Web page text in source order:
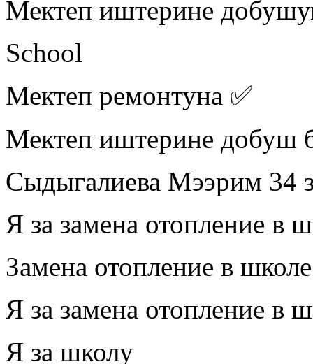
Мектеп иштерине
School
Мектеп ремонтуна ✅
Мектеп иштерине добуш
Сыдыгалиева Мээрим 34
Я за замена отопление
Замена отопление в школе
Я за замена отопление
Я за школу